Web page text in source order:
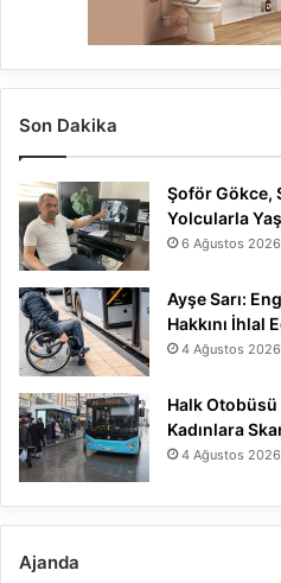
Son Dakika
Şoför Gökce,
Yolcularla
6 Ağustos 2026
Ayşe Sarı:
Hakkını İhlal
4 Ağustos 2026
Halk
Kadınlara
4 Ağustos 2026
Ajanda